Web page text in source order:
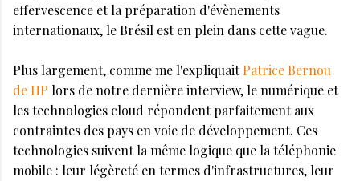
effervescence et la préparation d'évènements
internationaux, le Brésil est en plein dans cette vague.
Plus largement, comme me l'expliquaitPatrice Bernou
de HP lors de notre dernière interview, le numérique et
les technologies cloud répondent parfaitement aux
contraintes des pays en voie de développement. Ces
technologies suivent la même logique que la téléphonie
mobile : leur légèreté en termes d'infrastructures, leur